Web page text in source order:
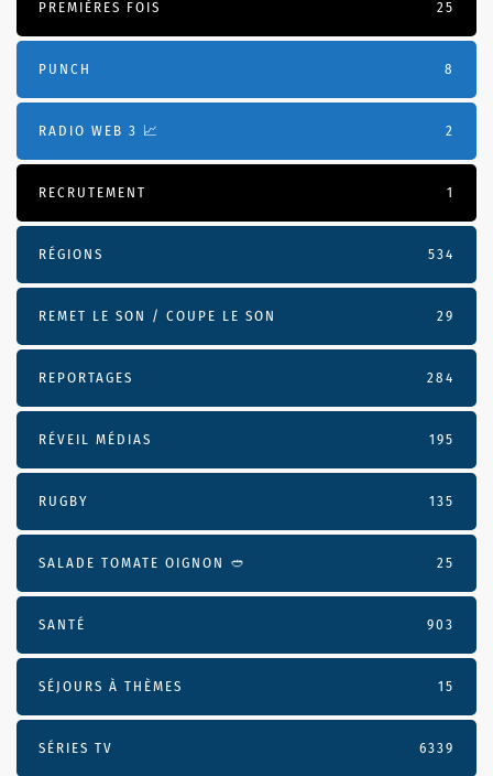
PREMIÈRES FOIS 25
PUNCH 8
RADIO WEB 3 📈 2
RECRUTEMENT 1
RÉGIONS 534
REMET LE SON / COUPE LE SON 29
REPORTAGES 284
RÉVEIL MÉDIAS 195
RUGBY 135
SALADE TOMATE OIGNON 🥙 25
SANTÉ 903
SÉJOURS À THÈMES 15
SÉRIES TV 6339